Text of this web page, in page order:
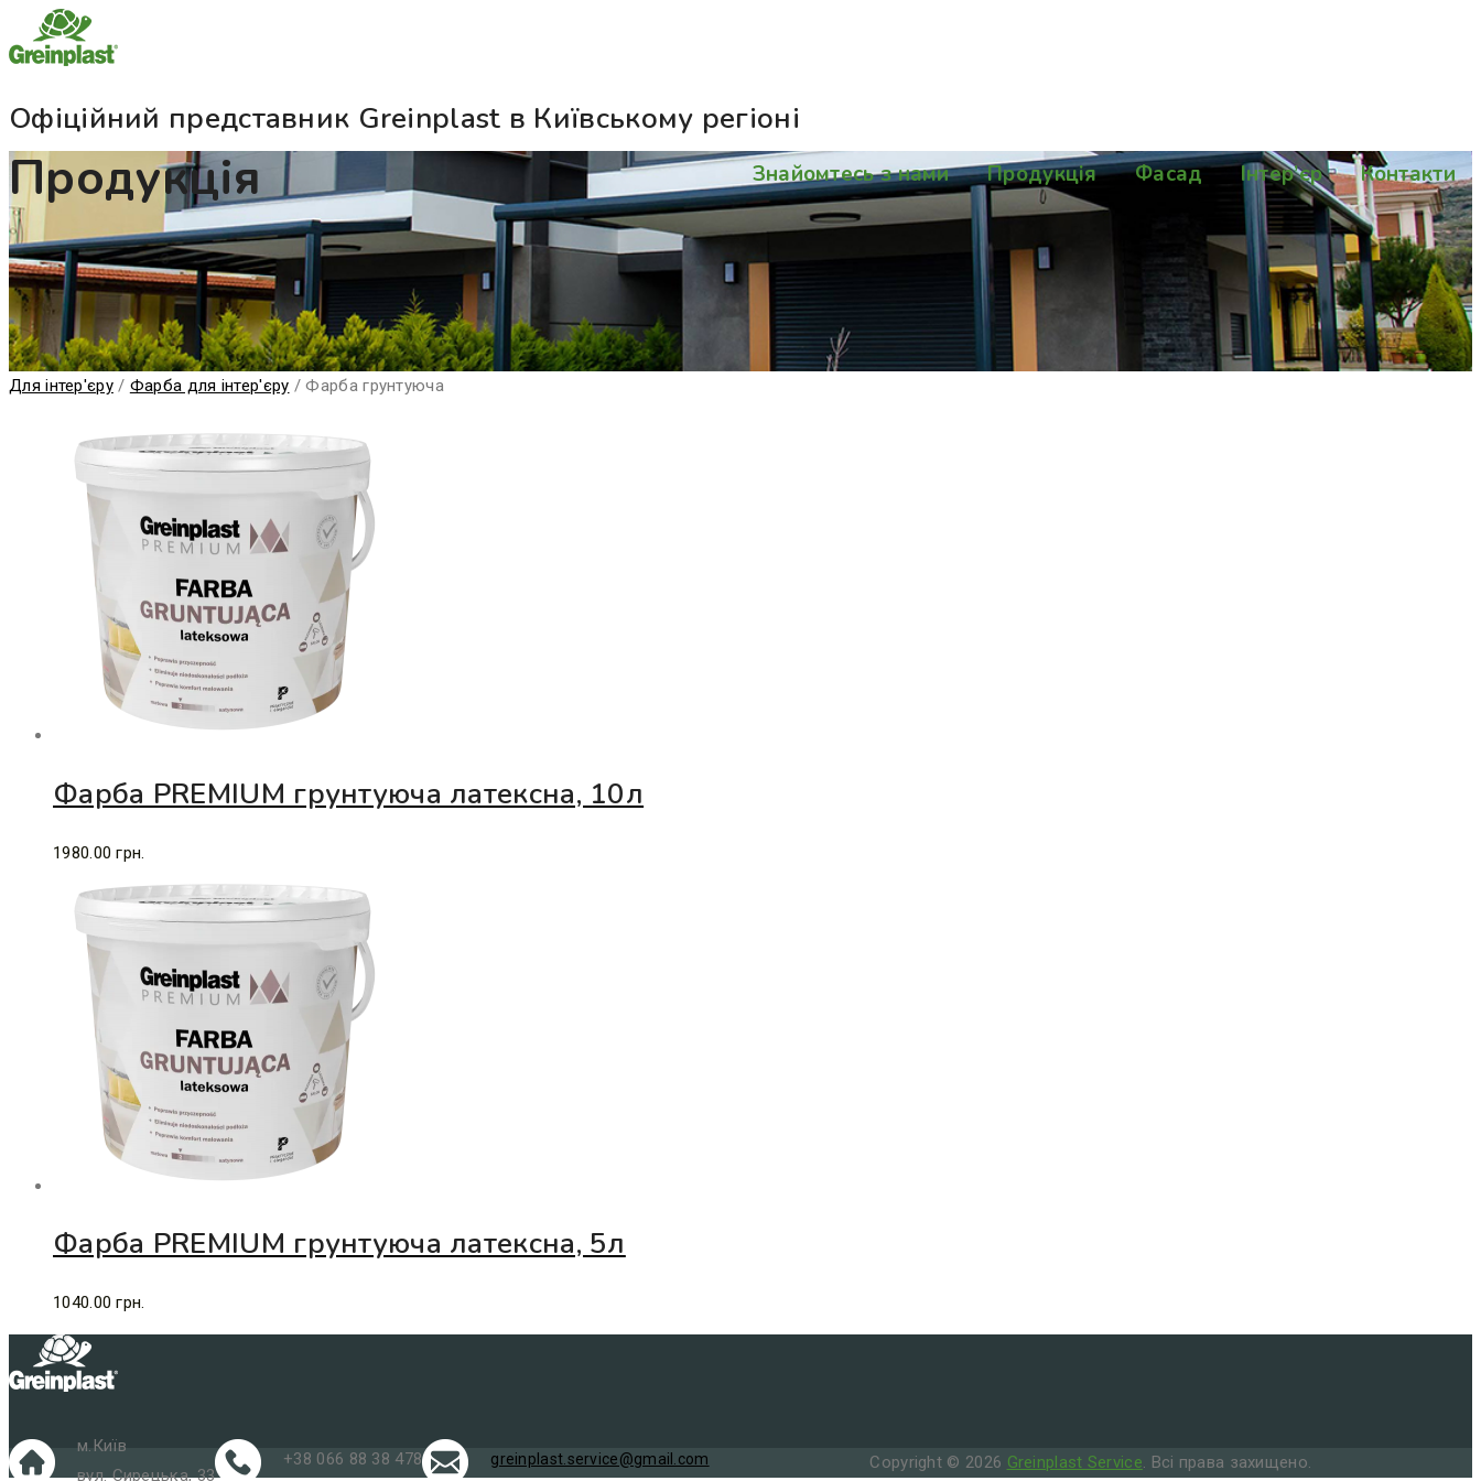
Офіційний представник Greinplast в Київському регіоні
Знайомтесь з нами Продукція Фасад Інтер’єр Контакти
Продукція
Для інтер'єру/ Фарба для інтер'єру /Фарба грунтуюча
Фарба PREMIUM грунтуюча латексна, 10л
1980.00 грн.
Фарба PREMIUM грунтуюча латексна, 5л
1040.00 грн.
м.Київ
вул. Сирецька, 33
+38 066 88 38 478 greinplast.service@gmail.com Copyright © 2026 Greinplast Service. Всі права захищено.